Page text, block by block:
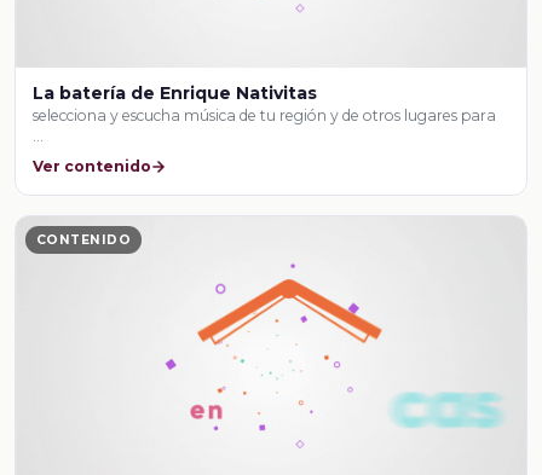
La batería de Enrique Nativitas
selecciona y escucha música de tu región y de otros lugares para
…
Ver contenido
CONTENIDO